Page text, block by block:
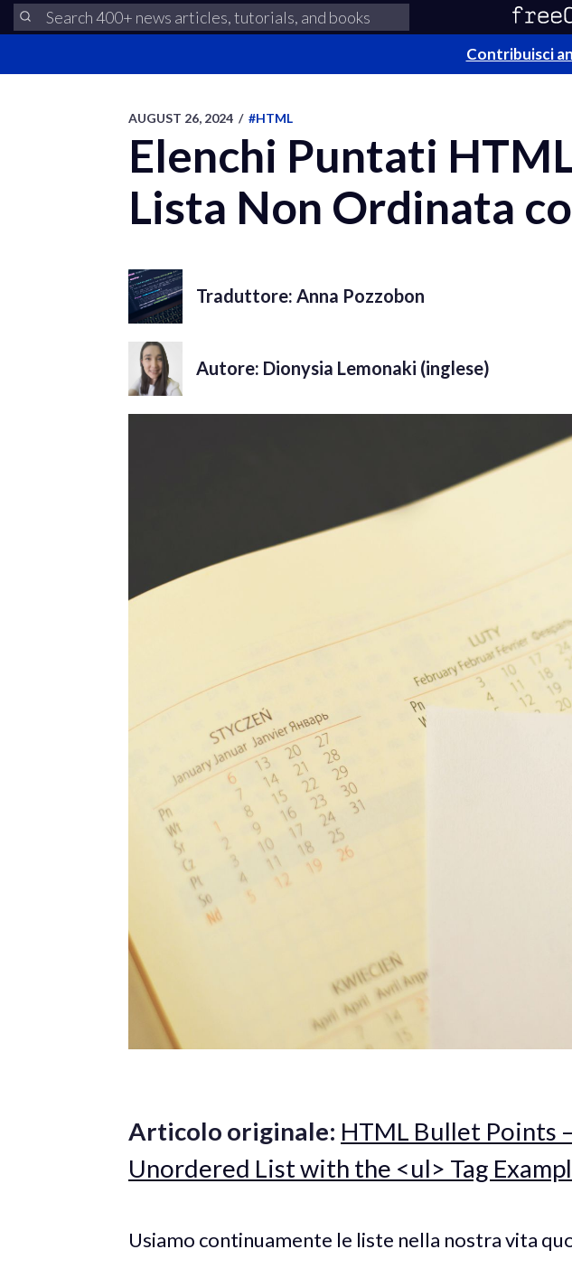
Contribuisci
AUGUST 26, 2024 / #HTML
Elenchi Puntati
Lista Non Ordinata
Traduttore: Anna Pozzobon
Autore: Dionysia Lemonaki (inglese)
Articolo originale: HTML Bullet Points
Unordered List with the <ul> Tag
Usiamo continuamente le liste nella nostra vita